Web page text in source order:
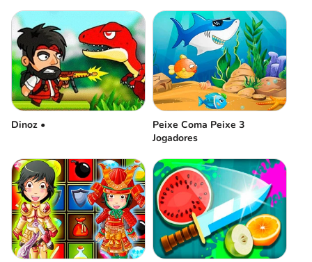
Dinoz •
Peixe Coma Peixe 3
Jogadores